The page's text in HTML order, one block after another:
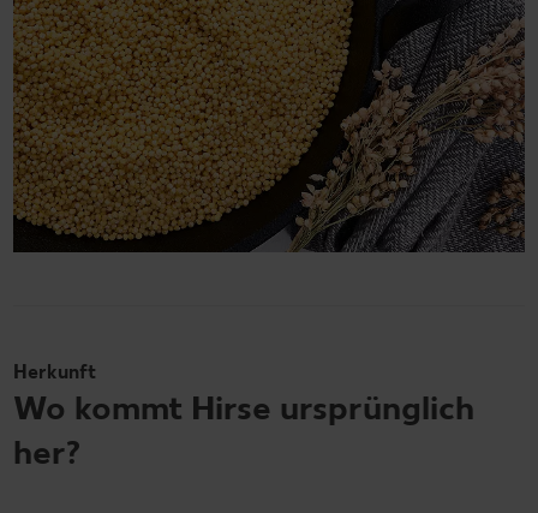
Herkunft
Wo kommt Hirse ursprünglich
her?